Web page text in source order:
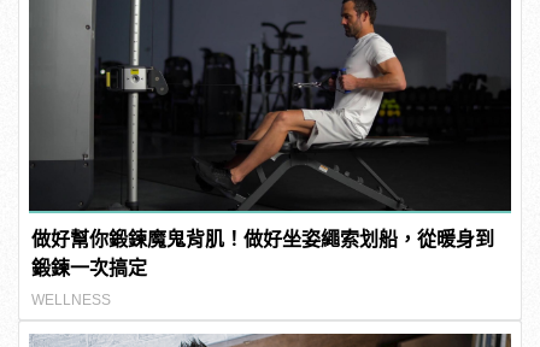
做好幫你鍛鍊魔鬼背肌！做好坐姿繩索划船，從暖身到
鍛鍊一次搞定
WELLNESS